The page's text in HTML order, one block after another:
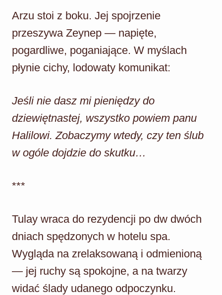
Arzu stoi z boku. Jej spojrzenie
przeszywa Zeynep — napięte,
pogardliwe, poganiające. W myślach
płynie cichy, lodowaty komunikat:
Jeśli nie dasz mi pieniędzy do
dziewiętnastej, wszystko powiem panu
Halilowi. Zobaczymy wtedy, czy ten ślub
w ogóle dojdzie do skutku…
***
Tulay wraca do rezydencji po dw dwóch
dniach spędzonych w hotelu spa.
Wygląda na zrelaksowaną i odmienioną
— jej ruchy są spokojne, a na twarzy
widać ślady udanego odpoczynku.